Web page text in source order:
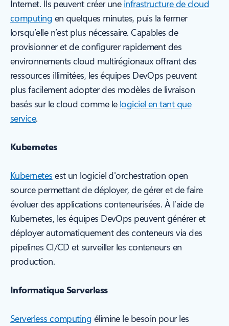
Internet. Ils peuvent créer une infrastructure de cloud
computing en quelques minutes, puis la fermer
lorsqu’elle n’est plus nécessaire. Capables de
provisionner et de configurer rapidement des
environnements cloud multirégionaux offrant des
ressources illimitées, les équipes DevOps peuvent
plus facilement adopter des modèles de livraison
basés sur le cloud comme le logiciel en tant que
service.
Kubernetes
Kubernetes est un logiciel d'orchestration open
source permettant de déployer, de gérer et de faire
évoluer des applications conteneurisées. À l’aide de
Kubernetes, les équipes DevOps peuvent générer et
déployer automatiquement des conteneurs via des
pipelines CI/CD et surveiller les conteneurs en
production.
Informatique Serverless
Serverless computing élimine le besoin pour les